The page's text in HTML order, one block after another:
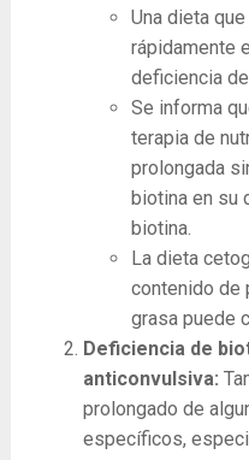
Una dieta
rápidamente
deficiencia
Se informa
terapia de
prolongada
biotina en su
biotina.
La dieta
contenido de
grasa puede
Deficiencia de
anticonvulsiva:
prolongado de
específicos,